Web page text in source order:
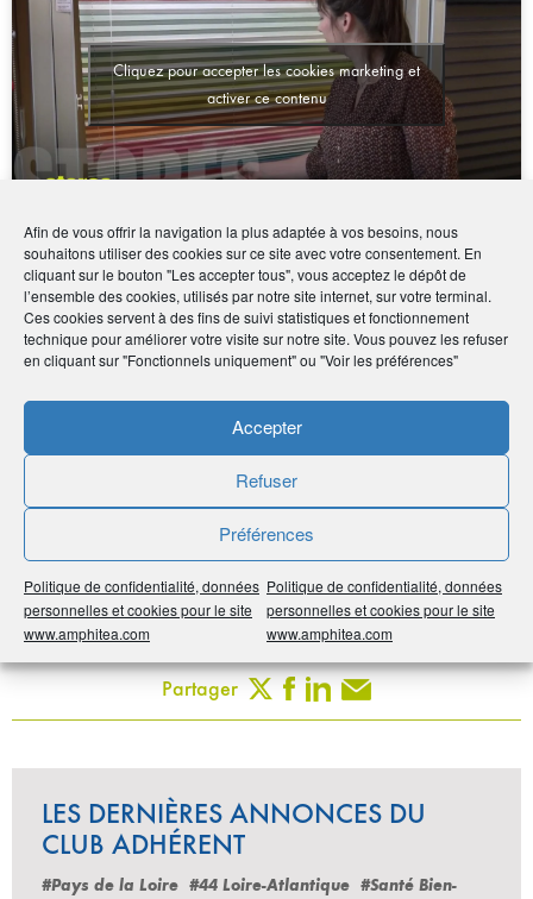
Afin de vous offrir la navigation la plus adaptée à vos besoins, nous
souhaitons utiliser des cookies sur ce site avec votre consentement. En
cliquant sur le bouton "Les accepter tous", vous acceptez le dépôt de
l’ensemble des cookies, utilisés par notre site internet, sur votre terminal.
Ces cookies servent à des fins de suivi statistiques et fonctionnement
technique pour améliorer votre visite sur notre site. Vous pouvez les refuser
en cliquant sur "Fonctionnels uniquement" ou "Voir les préférences"
Accepter
Refuser
Préférences
Politique de confidentialité, données
personnelles et cookies pour le site
www.amphitea.com
Politique de confidentialité, données
personnelles et cookies pour le site
www.amphitea.com
Cliquez pour accepter les cookies marketing et
activer ce contenu
Coordonnées
• 6 rue Maurice Prévoteau - 51100 Reims
•https://www.decostory.fr/eurostores/
Imprimer
Partager
LES DERNIÈRES ANNONCES DU
CLUB ADHÉRENT
#Pays de la Loire #44 Loire-Atlantique #Santé Bien-